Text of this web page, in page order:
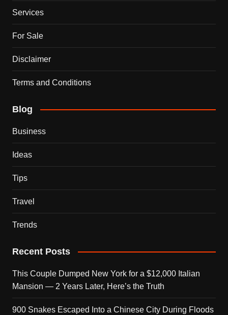
Services
For Sale
Disclaimer
Terms and Conditions
Blog
Business
Ideas
Tips
Travel
Trends
Recent Posts
This Couple Dumped New York for a $12,000 Italian
Mansion — 2 Years Later, Here’s the Truth
900 Snakes Escaped Into a Chinese City During Floods